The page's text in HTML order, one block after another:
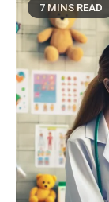
7 MINS READ